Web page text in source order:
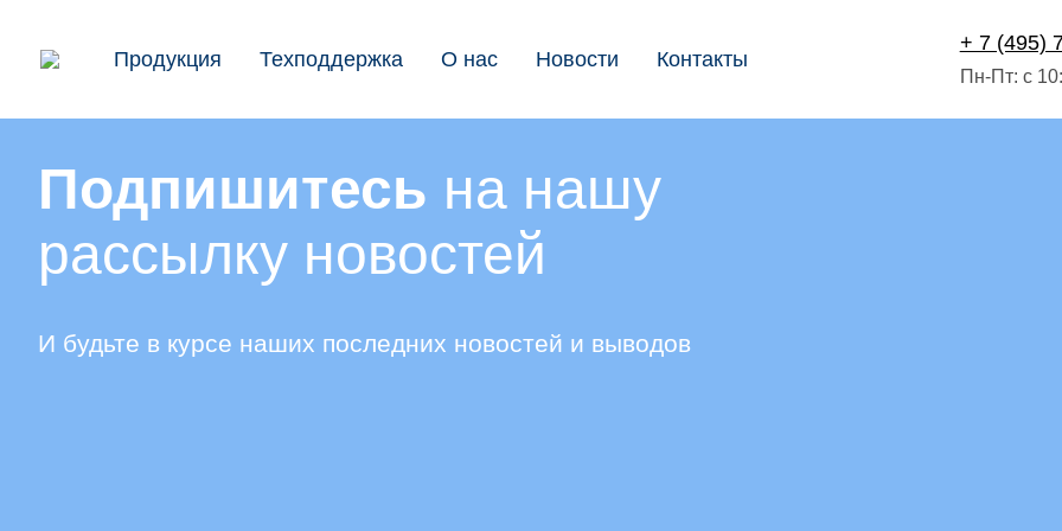
Продукция Техподдержка О нас Новости Контакты
+ 7 (495)
Пн-Пт: с
Подпишитесь на нашу
рассылку новостей
И будьте в курсе наших последних новостей и выводов